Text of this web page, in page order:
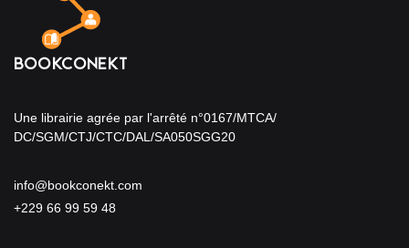
Une librairie agrée par l'arrêté n°0167/MTCA/
DC/SGM/CTJ/CTC/DAL/SA050SGG20
info@bookconekt.com
+229 66 99 59 48